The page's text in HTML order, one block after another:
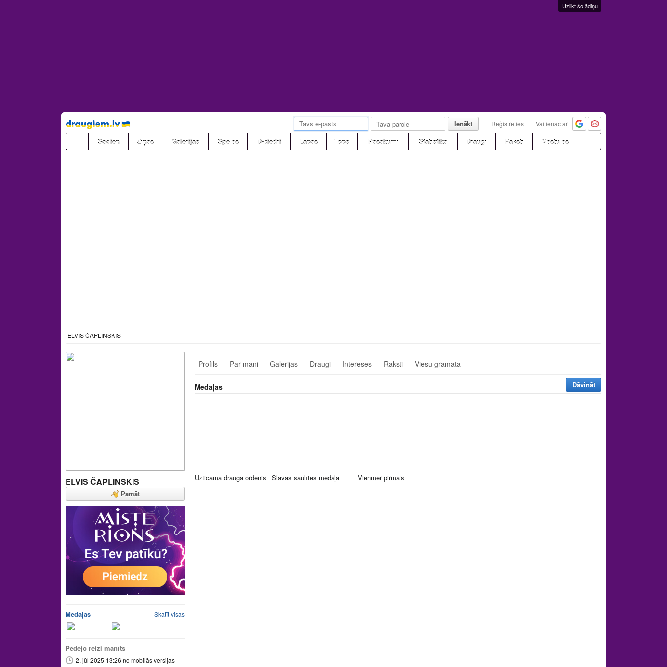
Uzlikt šo ādiņu
Pāriet
uz
saturu
Ienākt Reģistrēties Vai ienāc ar
Šodien Ziņas Galerijas Spēles D-biedri Lapas Tops Pasākumi Statistika Draugi Raksti Vēstules
ELVIS ČAPLINSKIS
ELVIS ČAPLINSKIS
Pamāt
Medaļas Skatīt visas
Pēdējo reizi manīts
2. jūl 2025 13:26 no mobilās versijas
Profils Par mani Galerijas Draugi Intereses Raksti Viesu grāmata
Medaļas Dāvināt
Uzticamā drauga ordenis Slavas saulītes medaļa Vienmēr pirmais